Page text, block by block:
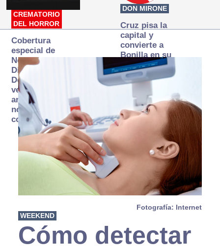
hacemos periodismo
CREMATORIO
DEL HORROR
Cobertura
especial de
Norte
Digital:
Donde la
verdad
arde… pero
no se
consume
DON MIRONE
Cruz pisa la
capital y
convierte a
Bonilla en su
primer blanco
Fotografía: Internet
WEEKEND
Cómo detectar